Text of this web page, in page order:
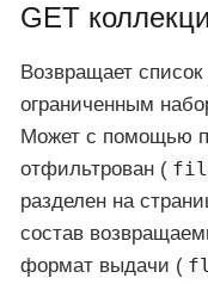
GET
Возвращает
ограниченным
Может с помощью
отфильтрован (
разделен на
состав
формат выдачи (